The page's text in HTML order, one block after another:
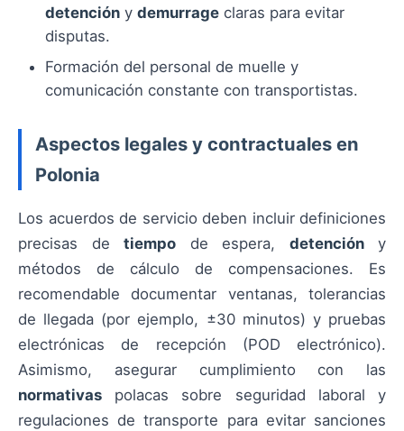
detención y demurrage claras para evitar
disputas.
Formación del personal de muelle y
comunicación constante con transportistas.
Aspectos legales y contractuales en
Polonia
Los acuerdos de servicio deben incluir definiciones
precisas de tiempo de espera, detencióny
métodos de cálculo de compensaciones. Es
recomendable documentar ventanas, tolerancias
de llegada (por ejemplo, ±30 minutos) y pruebas
electrónicas de recepción (POD electrónico).
Asimismo, asegurar cumplimiento con las
normativas polacas sobre seguridad laboral y
regulaciones de transporte para evitar sanciones